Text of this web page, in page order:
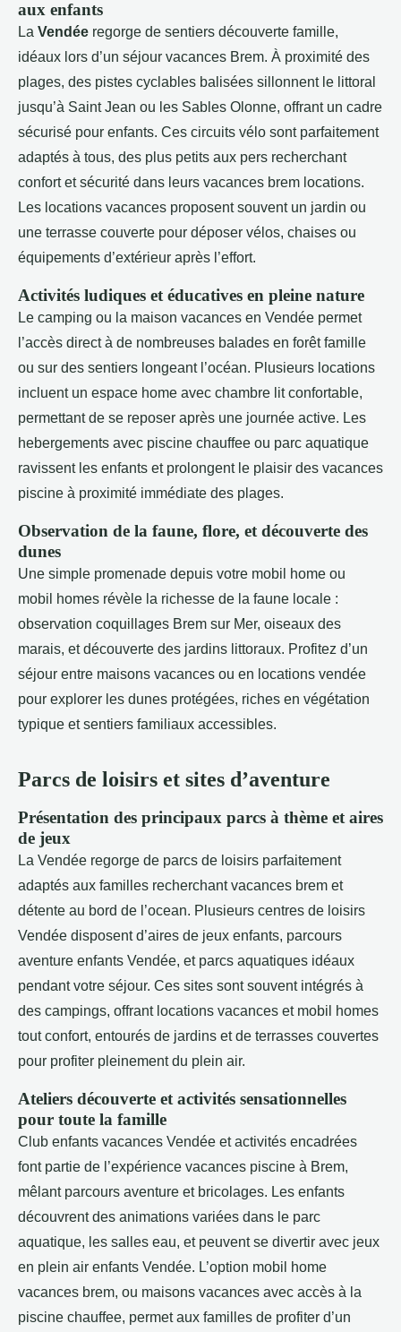
aux enfants
La Vendée regorge de sentiers découverte famille,
idéaux lors d’un séjour vacances Brem. À proximité des
plages, des pistes cyclables balisées sillonnent le littoral
jusqu’à Saint Jean ou les Sables Olonne, offrant un cadre
sécurisé pour enfants. Ces circuits vélo sont parfaitement
adaptés à tous, des plus petits aux pers recherchant
confort et sécurité dans leurs vacances brem locations.
Les locations vacances proposent souvent un jardin ou
une terrasse couverte pour déposer vélos, chaises ou
équipements d’extérieur après l’effort.
Activités ludiques et éducatives en pleine nature
Le camping ou la maison vacances en Vendée permet
l’accès direct à de nombreuses balades en forêt famille
ou sur des sentiers longeant l’océan. Plusieurs locations
incluent un espace home avec chambre lit confortable,
permettant de se reposer après une journée active. Les
hebergements avec piscine chauffee ou parc aquatique
ravissent les enfants et prolongent le plaisir des vacances
piscine à proximité immédiate des plages.
Observation de la faune, flore, et découverte des
dunes
Une simple promenade depuis votre mobil home ou
mobil homes révèle la richesse de la faune locale :
observation coquillages Brem sur Mer, oiseaux des
marais, et découverte des jardins littoraux. Profitez d’un
séjour entre maisons vacances ou en locations vendée
pour explorer les dunes protégées, riches en végétation
typique et sentiers familiaux accessibles.
Parcs de loisirs et sites d’aventure
Présentation des principaux parcs à thème et aires
de jeux
La Vendée regorge de parcs de loisirs parfaitement
adaptés aux familles recherchant vacances brem et
détente au bord de l’ocean. Plusieurs centres de loisirs
Vendée disposent d’aires de jeux enfants, parcours
aventure enfants Vendée, et parcs aquatiques idéaux
pendant votre séjour. Ces sites sont souvent intégrés à
des campings, offrant locations vacances et mobil homes
tout confort, entourés de jardins et de terrasses couvertes
pour profiter pleinement du plein air.
Ateliers découverte et activités sensationnelles
pour toute la famille
Club enfants vacances Vendée et activités encadrées
font partie de l’expérience vacances piscine à Brem,
mêlant parcours aventure et bricolages. Les enfants
découvrent des animations variées dans le parc
aquatique, les salles eau, et peuvent se divertir avec jeux
en plein air enfants Vendée. L’option mobil home
vacances brem, ou maisons vacances avec accès à la
piscine chauffee, permet aux familles de profiter d’un